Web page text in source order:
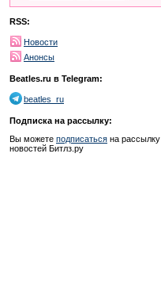
RSS:
Новости
Анонсы
Beatles.ru в Telegram:
beatles_ru
Подписка на рассылку:
Вы можете подписаться на рассылку
новостей Битлз.ру